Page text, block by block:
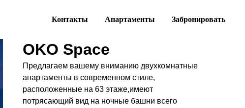
Контакты Апартаменты Забронировать
OKO Space
Предлагаем вашему вниманию двухкомнатные
апартаменты в современном стиле,
расположенные на 63 этаже,имеют
потрясающий вид на ночные башни всего